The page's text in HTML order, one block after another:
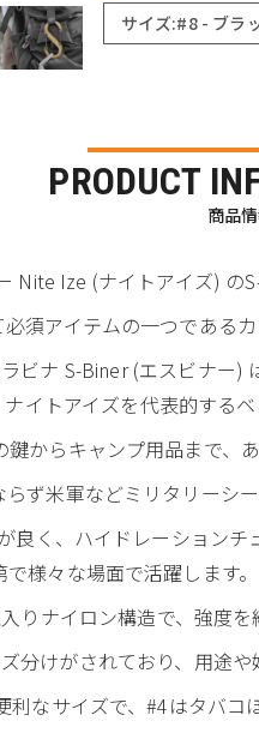
サイズ:#8 - ブラ
PRODUCT
商品
Nite Ize (ナイトアイズ) の
須アイテムの一つであるカ
ビナ S-Biner (エスビナー
イトアイズを代表的するベ
からキャンプ用品まで、
ず米軍などミリタリーシ
く、ハイドレーションチ
様々な場面で活躍します。
りナイロン構造で、強度を
けがされており、用途や
なサイズで、#4はタバコ